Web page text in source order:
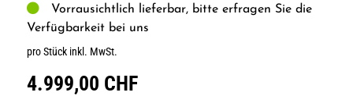
Vorrausichtlich lieferbar, bitte erfragen Sie die
Verfügbarkeit bei uns
pro Stück inkl. MwSt.
4.999,00 CHF